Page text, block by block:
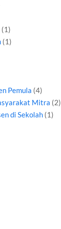
(1)
(1)
Pemula (4)
Mitra (2)
di Sekolah(1)